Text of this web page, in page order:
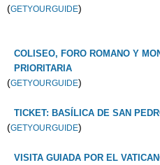
(GETYOURGUIDE)
COLISEO, FORO ROMANO Y
PRIORITARIA
(GETYOURGUIDE)
TICKET: BASÍLICA DE SAN
(GETYOURGUIDE)
VISITA GUIADA POR EL